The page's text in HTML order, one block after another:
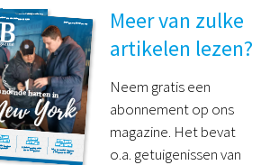
Meer van zulke
artikelen lezen?
Neem gratis een
abonnement op ons
magazine. Het bevat
o.a. getuigenissen van